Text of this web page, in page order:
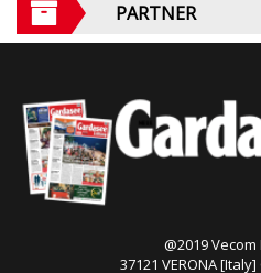
PARTNER
@2019
37121 VERONA